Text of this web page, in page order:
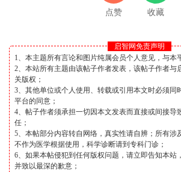
点赞 收藏
启智网免责声明
1、本主题所有言论和图片纯属会员个人意见，与本
2、本站所有主题由该帖子作者发表，该帖子作者与
关版权；
3、其他单位或个人使用、转载或引用本文时必须同
平台的同意；
4、帖子作者须承担一切因本文发表而直接或间接导
任；
5、本帖部分内容转自网络，真实性请自辨；所有涉
不作为医学根据使用，科学诊断请到专科门诊；
6、如果本帖侵犯到任何版权问题，请立即告知本站
并致以最深的歉意；